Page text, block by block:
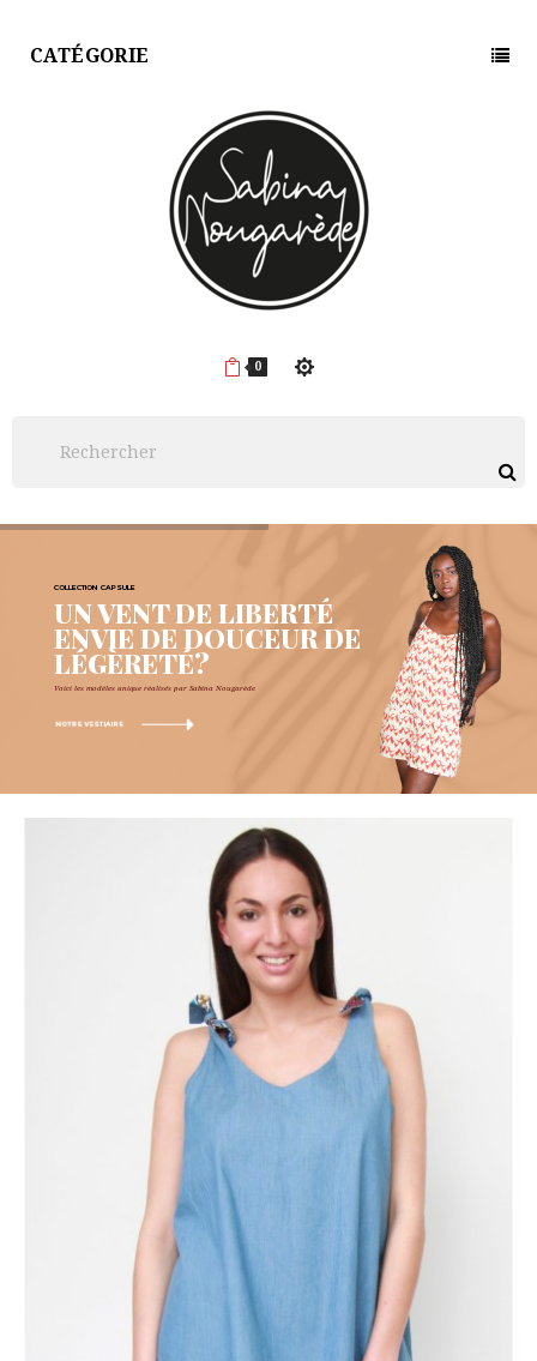
CATÉGORIE
0
COLLECTION CAPSULE
UN VENT DE LIBERTÉ
ENVIE DE DOUCEUR DE
LÉGÈRETÉ?
Voici les modèles unique réalisés par Sabina Nougarède
NOTRE VESTIAIRE